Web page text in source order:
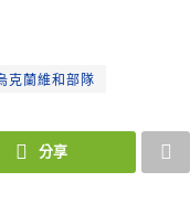
克蘭維和部隊
分享